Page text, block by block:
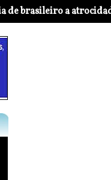
a atrocidades do